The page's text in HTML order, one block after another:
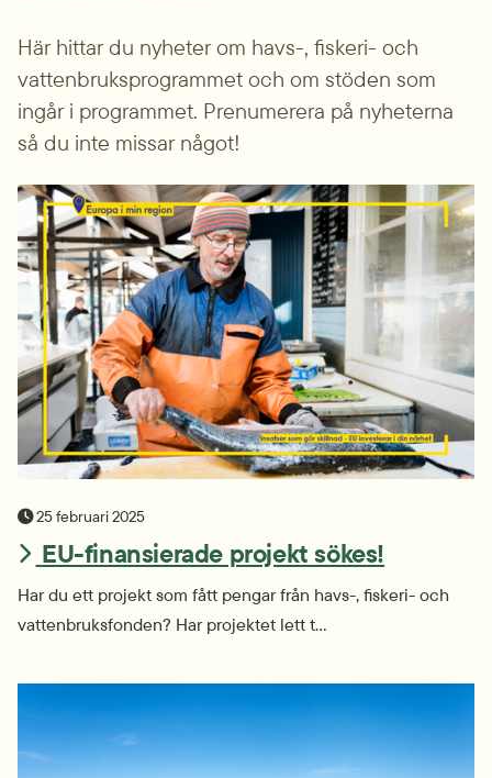
Här hittar du nyheter om havs-, fiskeri- och
vattenbruksprogrammet och om stöden som
ingår i programmet. Prenumerera på nyheterna
så du inte missar något!
publiceringsdatum
25 februari 2025
EU-finansierade projekt sökes!
Har du ett projekt som fått pengar från havs-, fiskeri- och
vattenbruks­fonden? Har projektet lett t...